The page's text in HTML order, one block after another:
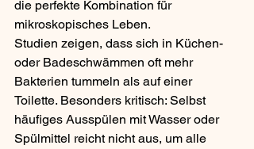
die perfekte Kombination für
mikroskopisches Leben.
Studien zeigen, dass sich in Küchen-
oder Badeschwämmen oft mehr
Bakterien tummeln als auf einer
Toilette. Besonders kritisch: Selbst
häufiges Ausspülen mit Wasser oder
Spülmittel reicht nicht aus, um alle